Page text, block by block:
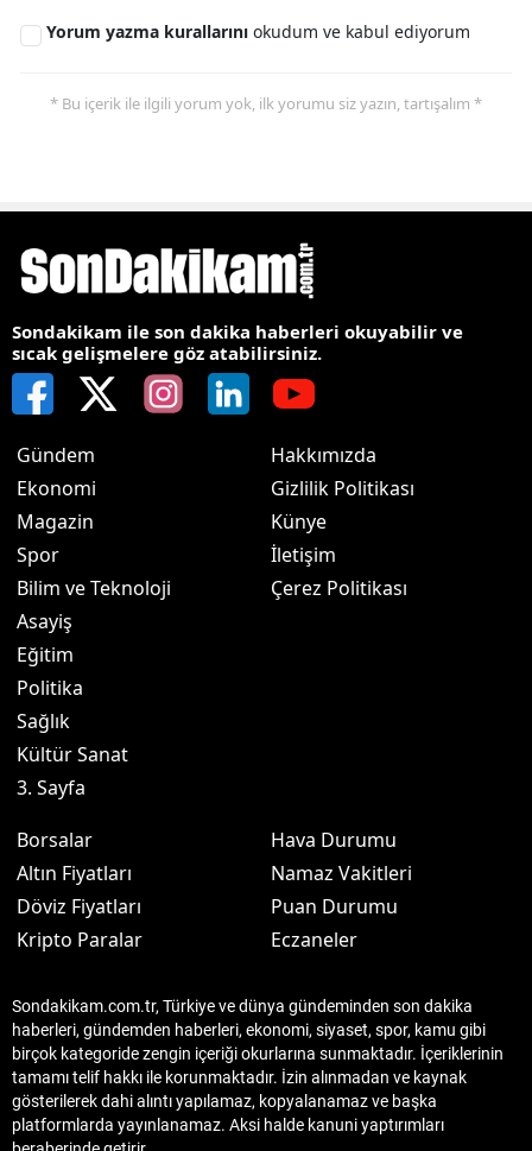
Yorum yazma kurallarını okudum ve kabul ediyorum
* Bu içerik ile ilgili yorum yok, ilk yorumu siz yazın, tartışalım *
Sondakikam ile son dakika haberleri okuyabilir ve
sıcak gelişmelere göz atabilirsiniz.
Gündem
Ekonomi
Magazin
Spor
Bilim ve Teknoloji
Asayiş
Eğitim
Politika
Sağlık
Kültür Sanat
3. Sayfa
Hakkımızda
Gizlilik Politikası
Künye
İletişim
Çerez Politikası
Borsalar
Altın Fiyatları
Döviz Fiyatları
Kripto Paralar
Hava Durumu
Namaz Vakitleri
Puan Durumu
Eczaneler
Sondakikam.com.tr, Türkiye ve dünya gündeminden son dakika
haberleri, gündemden haberleri, ekonomi, siyaset, spor, kamu gibi
birçok kategoride zengin içeriği okurlarına sunmaktadır. İçeriklerinin
tamamı telif hakkı ile korunmaktadır. İzin alınmadan ve kaynak
gösterilerek dahi alıntı yapılamaz, kopyalanamaz ve başka
platformlarda yayınlanamaz. Aksi halde kanuni yaptırımları